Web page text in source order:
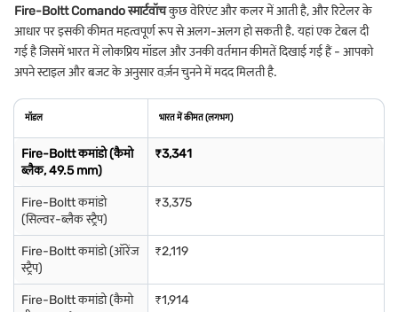
Fire-Boltt Comando स्मार्टवॉचकुछ वेरिएंट और कलर में आती है, और रिटेलर के
आधार पर इसकी कीमत महत्वपूर्ण रूप से अलग-अलग हो सकती है. यहां एक टेबल दी
गई है जिसमें भारत में लोकप्रिय मॉडल और उनकी वर्तमान कीमतें दिखाई गई हैं - आपको
अपने स्टाइल और बजट के अनुसार वर्ज़न चुनने में मदद मिलती है.
मॉडल भारत में कीमत (लगभग)
Fire-Boltt कमांडो (कैमो
ब्लैक, 49.5 mm)
₹3,341
Fire-Boltt कमांडो
(सिल्वर-ब्लैक स्ट्रैप)
₹3,375
Fire-Boltt कमांडो (ऑरेंज
स्ट्रैप)
₹2,119
Fire-Boltt कमांडो (कैमो
₹1,914